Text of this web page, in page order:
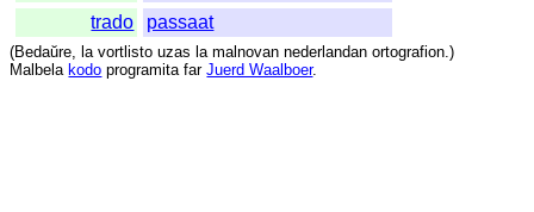
trado
passaat
(Bedaŭre, la vortlisto uzas la malnovan nederlandan ortografion.)
Malbela kodo programita far Juerd Waalboer.